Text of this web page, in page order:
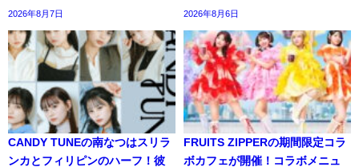
2026年8月7日 2026年8月6日
CANDY TUNEの南なつはスリラ
ンカとフィリピンのハーフ！彼
FRUITS ZIPPERの期間限定コラ
ボカフェが開催！コラボメニュ